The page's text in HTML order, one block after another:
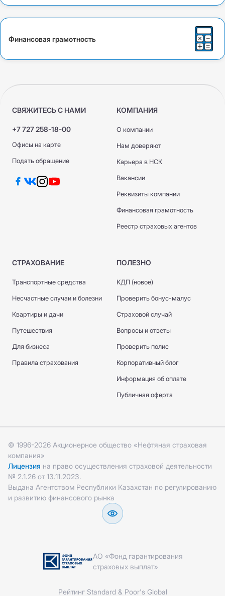
Финансовая грамотность
СВЯЖИТЕСЬ С НАМИ
+7 727 258-18-00
Офисы на карте
Подать обращение
КОМПАНИЯ
О компании
Нам доверяют
Карьера в НСК
Вакансии
Реквизиты компании
Финансовая грамотность
Реестр страховых агентов
СТРАХОВАНИЕ
Транспортные средства
Несчастные случаи и болезни
Квартиры и дачи
Путешествия
Для бизнеса
Правила страхования
ПОЛЕЗНО
КДП (новое)
Проверить бонус-малус
Страховой случай
Вопросы и ответы
Проверить полис
Корпоративный блог
Информация об оплате
Публичная оферта
© 1996-2026 Акционерное общество «Нефтяная страховая
компания»
Лицензия на право осуществления страховой деятельности
№ 2.1.26 от 13.11.2023.
Выдана Агентством Республики Казахстан по регулированию
и развитию финансового рынка
АО «Фонд гарантирования
страховых выплат»
Рейтинг Standard & Poor's Global